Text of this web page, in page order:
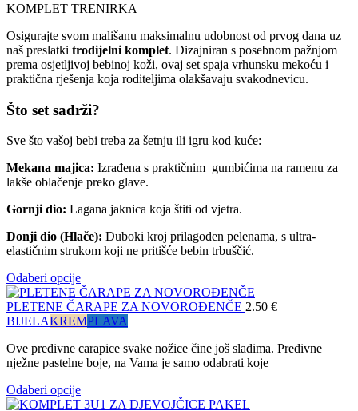
KOMPLET TRENIRKA
Osigurajte svom mališanu maksimalnu udobnost od prvog dana uz
naš preslatki trodijelni komplet. Dizajniran s posebnom pažnjom
prema osjetljivoj bebinoj koži, ovaj set spaja vrhunsku mekoću i
praktična rješenja koja roditeljima olakšavaju svakodnevicu.
Što set sadrži?
Sve što vašoj bebi treba za šetnju ili igru kod kuće:
Mekana majica: Izrađena s praktičnim gumbićima na ramenu za
lakše oblačenje preko glave.
Gornji dio: Lagana jaknica koja štiti od vjetra.
Donji dio (Hlače): Duboki kroj prilagođen pelenama, s ultra-
elastičnim strukom koji ne pritišće bebin trbuščić.
Odaberi opcije
PLETENE ČARAPE ZA NOVOROĐENČE 2.50 €
BIJELAKREMPLAVA
Ove predivne carapice svake nožice čine još sladima. Predivne
nježne pastelne boje, na Vama je samo odabrati koje
Odaberi opcije